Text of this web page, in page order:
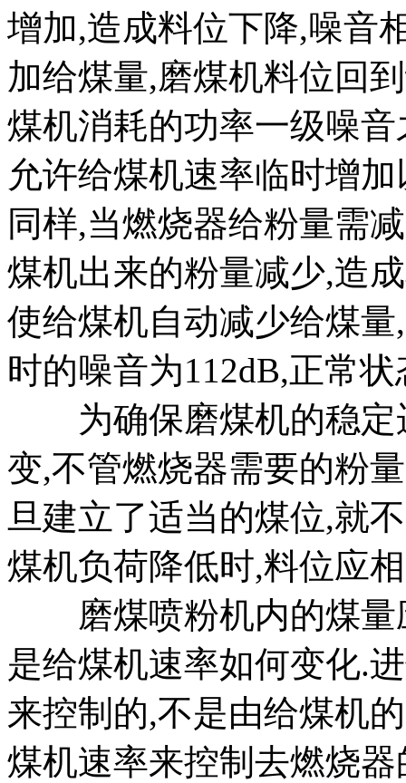
增加,造成料位下降,噪音
加给煤量,磨煤机料位回
煤机消耗的功率一级噪
允许给煤机速率临时增
同样,当燃烧器给粉量需
煤机出来的粉量减少,造
使给煤机自动减少给煤
时的噪音为112dB,正常状
为确保磨煤机的稳定
变,不管燃烧器需要的粉
旦建立了适当的煤位,就
煤机负荷降低时,料位应
磨煤喷粉机内的煤量
是给煤机速率如何变化.
来控制的,不是由给煤机
煤机速率来控制去燃烧